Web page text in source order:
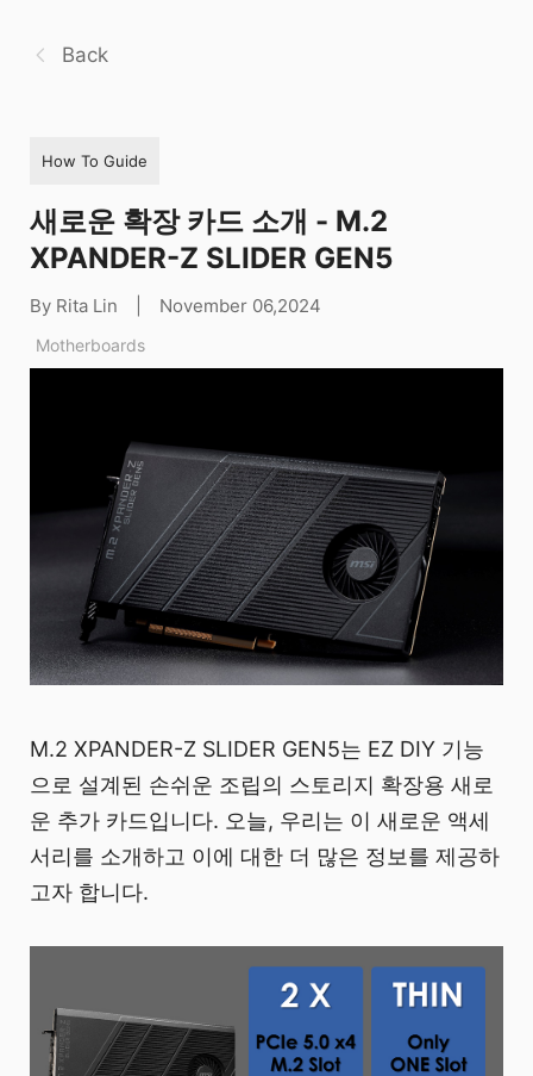
Back
How To Guide
새로운 확장 카드 소개 - M.2
XPANDER-Z SLIDER GEN5
By Rita Lin November 06,2024
Motherboards
M.2 XPANDER-Z SLIDER GEN5는 EZ DIY 기능
으로 설계된 손쉬운 조립의 스토리지 확장용 새로
운 추가 카드입니다. 오늘, 우리는 이 새로운 액세
서리를 소개하고 이에 대한 더 많은 정보를 제공하
고자 합니다.